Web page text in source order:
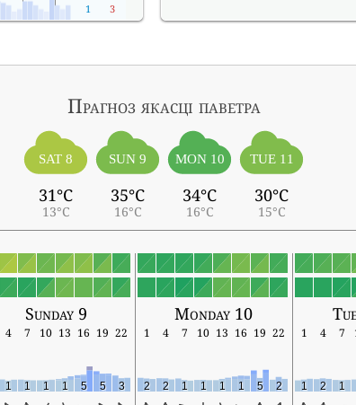
1 3
Прагноз якасці паветра
SAT 8
31°C
13°C
SUN 9
35°C
16°C
MON 10
34°C
16°C
TUE 11
30°C
15°C
Sunday 9 Monday 10
4 7 10 13 16 19 22 1 4 7 10 13 16 19 22 1 4 7
1 1 1 1 5 5 3 2 2 1 1 1 1 5 2 1 2 1